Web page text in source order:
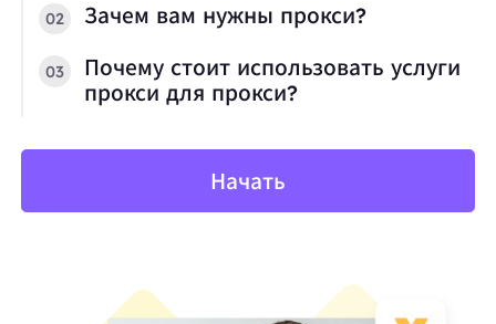
02 Зачем вам нужны прокси?
03
Почему стоит использовать услуги
прокси для прокси?
Начать